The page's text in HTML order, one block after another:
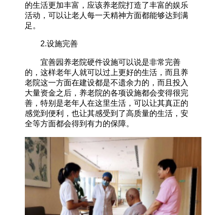
的生活更加丰富，应该养老院打造了丰富的娱乐
活动，可以让老人每一天精神方面都能够达到满
足。
2.设施完善
宜善园养老院硬件设施可以说是非常完善
的，这样老年人就可以过上更好的生活，而且养
老院这一方面在建设都是不遗余力的，而且投入
大量资金之后，养老院的各项设施都会变得很完
善，特别是老年人在这里生活，可以让其真正的
感觉到便利，也让其感受到了高质量的生活，安
全等方面都会得到有力的保障。